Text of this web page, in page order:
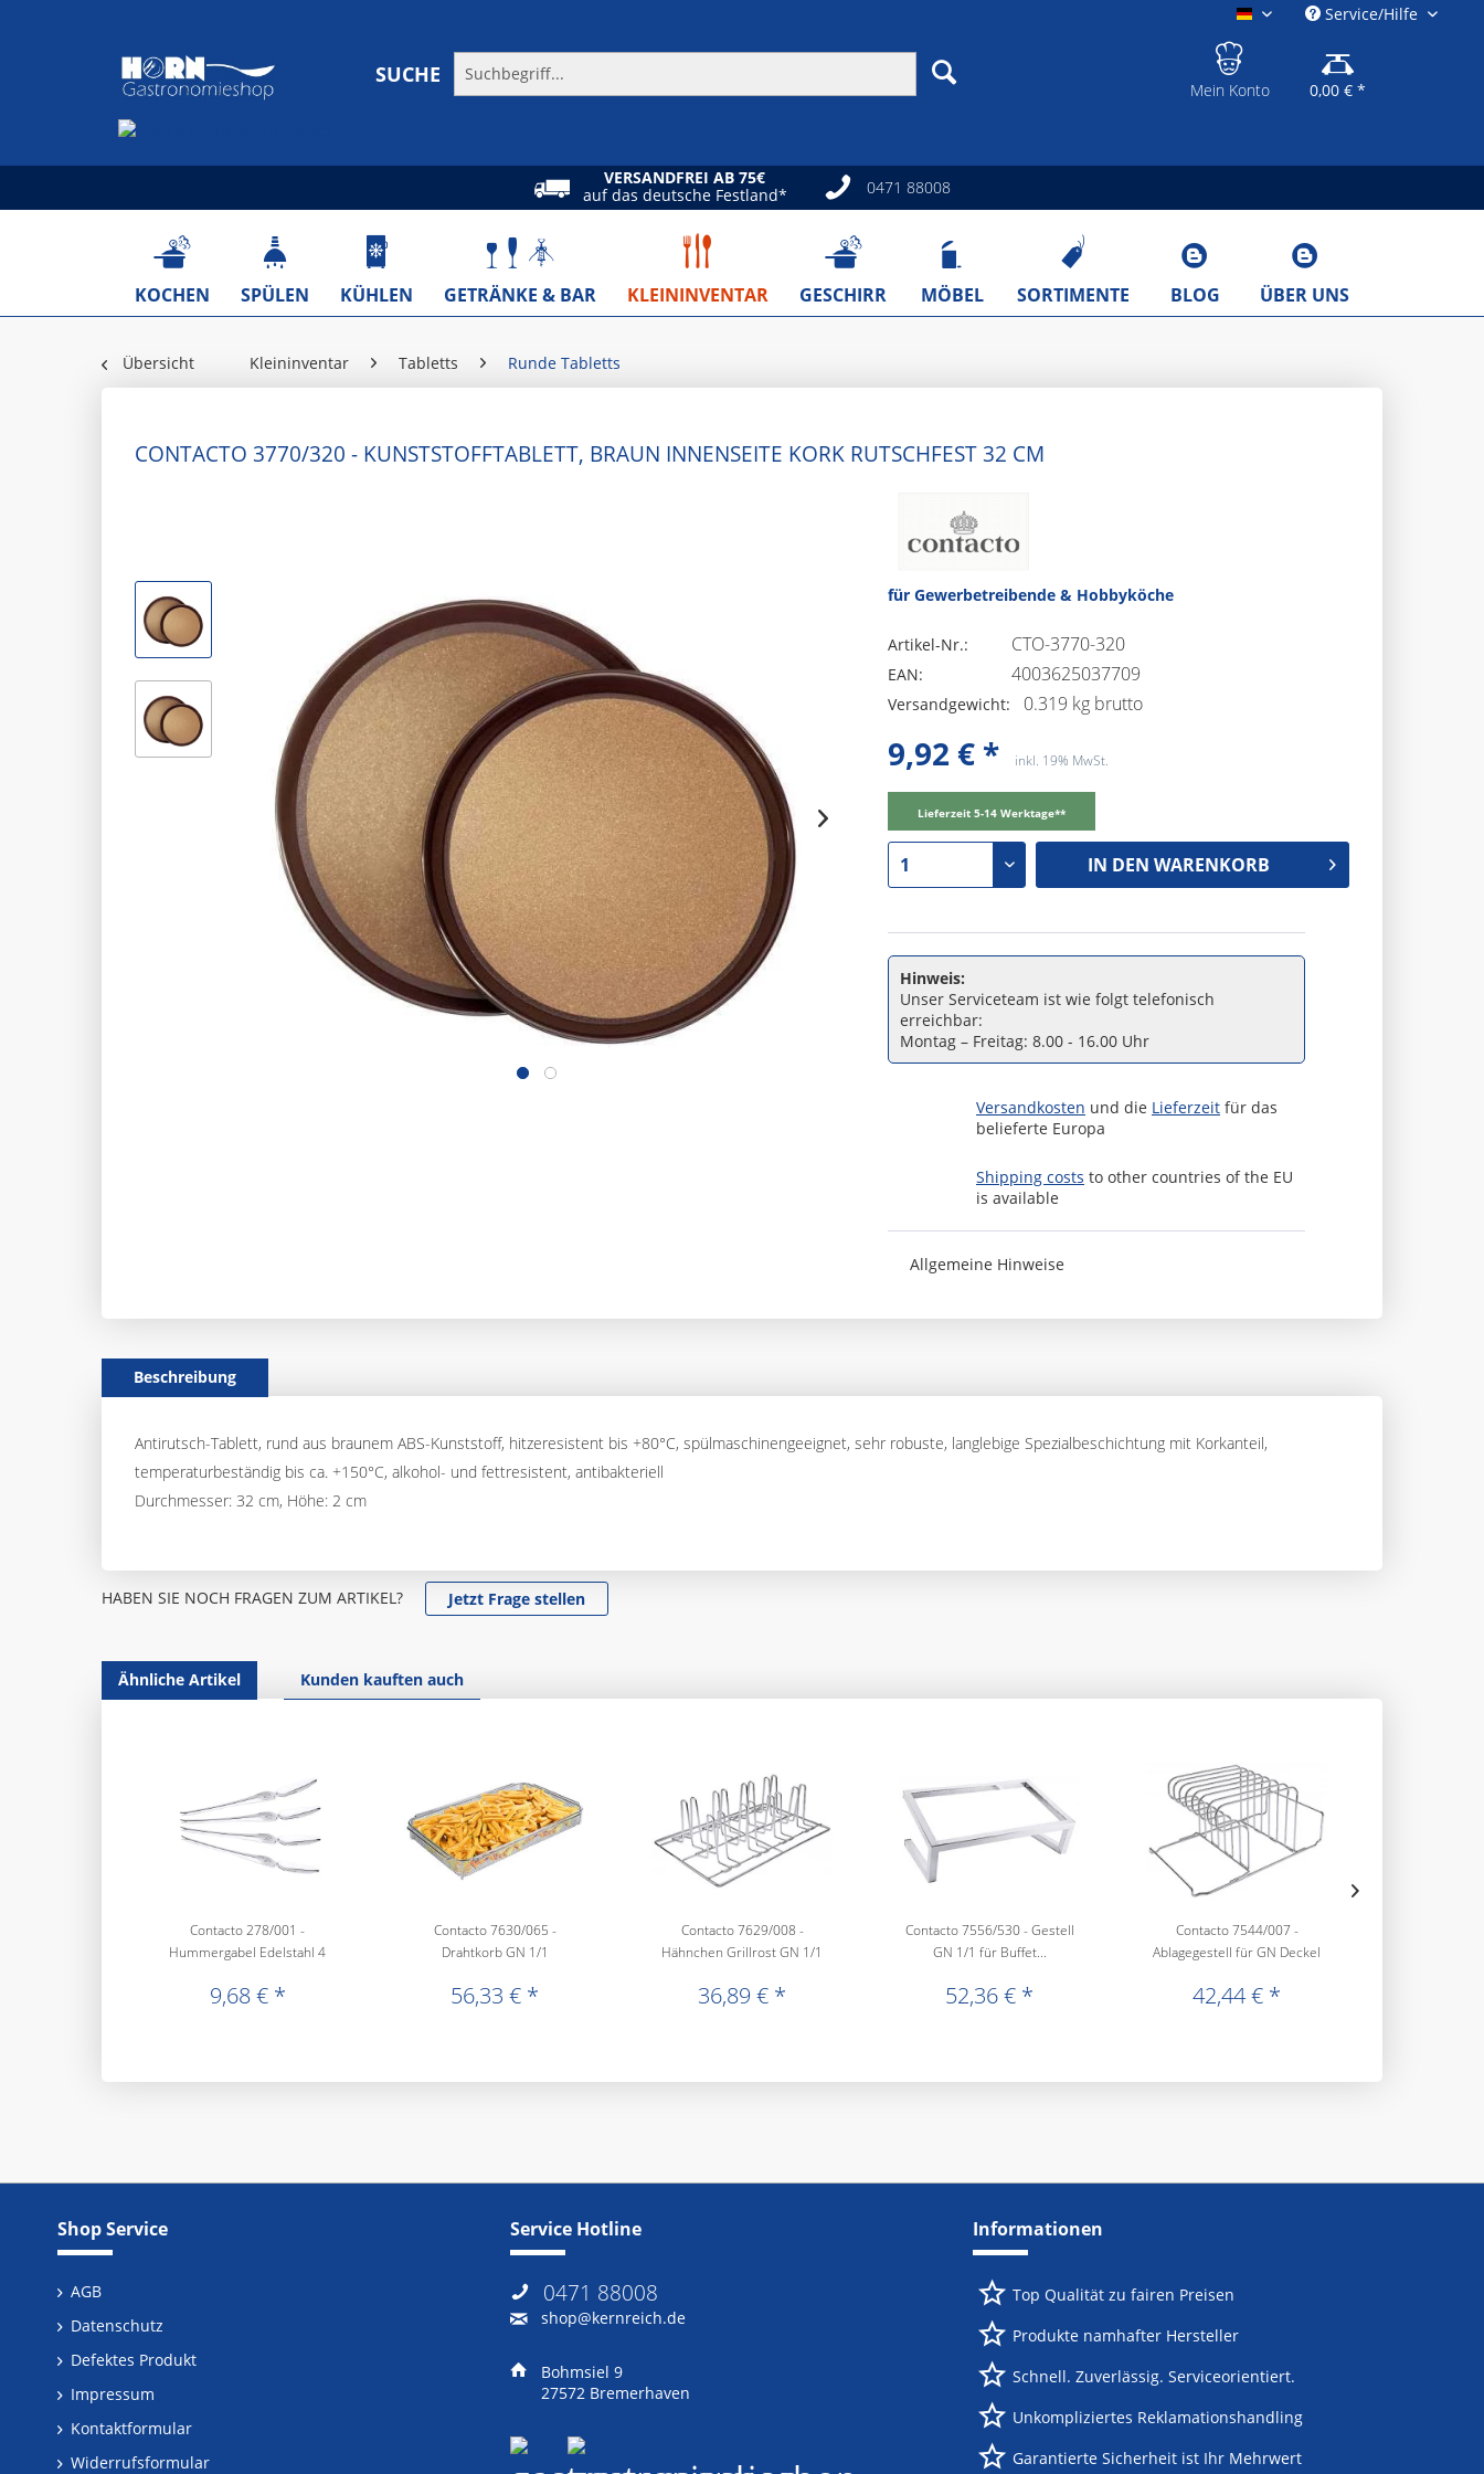
gastronomieshop.eu
Service/Hilfe
SUCHE
Mein Konto 0,00 € *
VERSANDFREI AB 75€
auf das deutsche Festland*
0471 88008
KOCHEN SPÜLEN KÜHLEN GETRÄNKE & BAR KLEININVENTAR GESCHIRR MÖBEL SORTIMENTE BLOG ÜBER UNS
Übersicht Kleininventar Tabletts Runde Tabletts
CONTACTO 3770/320 - KUNSTSTOFFTABLETT, BRAUN INNENSEITE KORK RUTSCHFEST 32 CM
für Gewerbetreibende & Hobbyköche
Artikel-Nr.: CTO-3770-320
EAN: 4003625037709
Versandgewicht: 0.319 kg brutto
9,92 € * inkl. 19% MwSt.
Lieferzeit 5-14 Werktage**
IN DEN WARENKORB
Hinweis:
Unser Serviceteam ist wie folgt telefonisch
erreichbar:
Montag – Freitag: 8.00 - 16.00 Uhr
Versandkosten und die Lieferzeit für das
belieferte Europa
Shipping costs to other countries of the EU
is available
Allgemeine Hinweise
Beschreibung
Antirutsch-Tablett, rund aus braunem ABS-Kunststoff, hitzeresistent bis +80°C, spülmaschinengeeignet, sehr robuste, langlebige Spezialbeschichtung mit Korkanteil,
temperaturbeständig bis ca. +150°C, alkohol- und fettresistent, antibakteriell
Durchmesser: 32 cm, Höhe: 2 cm
HABEN SIE NOCH FRAGEN ZUM ARTIKEL? Jetzt Frage stellen
Ähnliche Artikel Kunden kauften auch
Contacto 278/001 -
Hummergabel Edelstahl 4
9,68 € *
Contacto 7630/065 -
Drahtkorb GN 1/1
56,33 € *
Contacto 7629/008 -
Hähnchen Grillrost GN 1/1
36,89 € *
Contacto 7556/530 - Gestell
GN 1/1 für Buffet...
52,36 € *
Contacto 7544/007 -
Ablagegestell für GN Deckel
42,44 € *
Shop Service
AGB
Datenschutz
Defektes Produkt
Impressum
Kontaktformular
Widerrufsformular
Service Hotline
0471 88008
shop@kernreich.de
Bohmsiel 9
27572 Bremerhaven
Informationen
Top Qualität zu fairen Preisen
Produkte namhafter Hersteller
Schnell. Zuverlässig. Serviceorientiert.
Unkompliziertes Reklamationshandling
Garantierte Sicherheit ist Ihr Mehrwert